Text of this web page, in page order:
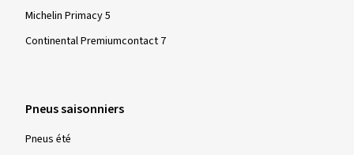
Michelin Primacy 5
Continental Premiumcontact 7
Pneus saisonniers
Pneus été